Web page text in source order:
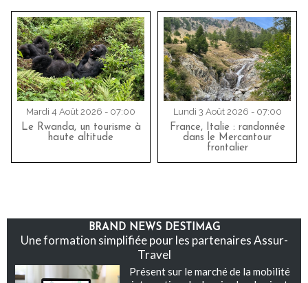
Mardi 4 Août 2026 - 07:00
Le Rwanda, un tourisme à
haute altitude
Lundi 3 Août 2026 - 07:00
France, Italie : randonnée
dans le Mercantour
frontalier
BRAND NEWS DESTIMAG
Une formation simplifiée pour les partenaires Assur-
Travel
Présent sur le marché de la mobilité